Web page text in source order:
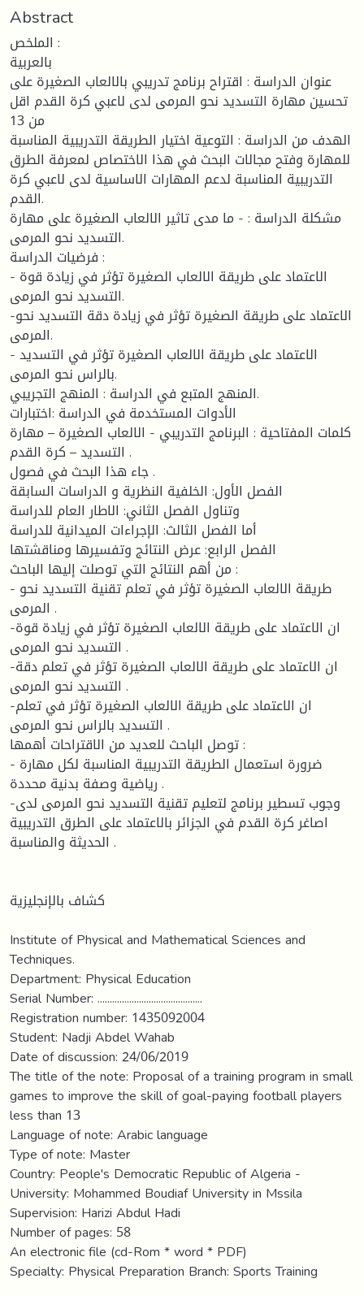
Abstract
الملخص :
بالعربية
عنوان الدراسة : اقتراح برنامج تدريبي بالالعاب الصغيرة على
تحسين مهارة التسديد نحو المرمى لدى لاعبي كرة القدم اقل
من 13
الهدف من الدراسة : التوعية اختيار الطريقة التدريبية المناسبة
للمهارة وفتح مجالات البحث في هذا الاختصاص لمعرفة الطرق
التدريبية المناسبة لدعم المهارات الاساسية لدى لاعبي كرة
القدم.
مشكلة الدراسة : - ما مدى تاثير الالعاب الصغيرة على مهارة
التسديد نحو المرمى.
فرضيات الدراسة :
- الاعتماد على طريقة الالعاب الصغيرة تؤثر في زيادة قوة
التسديد نحو المرمى.
-الاعتماد على طريقة الصغيرة تؤثر في زيادة دقة التسديد نحو
المرمى.
- الاعتماد على طريقة الالعاب الصغيرة تؤثر في التسديد
بالراس نحو المرمى.
المنهج المتبع في الدراسة : المنهج التجريبي.
الأدوات المستخدمة في الدراسة :اختبارات
كلمات المفتاحية : البرنامج التدريبي - الالعاب الصغيرة – مهارة
التسديد – كرة القدم .
جاء هذا البحث في فصول .
الفصل الأول: الخلفية النظرية و الدراسات السابقة
وتناول الفصل الثاني: الاطار العام للدراسة
أما الفصل الثالث: الإجراءات الميدانية للدراسة
الفصل الرابع: عرض النتائج وتفسيرها ومناقشتها
من أهم النتائج التي توصلت إليها الباحث :
- طريقة الالعاب الصغيرة تؤثر في تعلم تقنية التسديد نحو
المرمى .
-ان الاعتماد على طريقة الالعاب الصغيرة تؤثر في زيادة قوة
التسديد نحو المرمى .
-ان الاعتماد على طريقة الالعاب الصغيرة تؤثر في تعلم دقة
التسديد نحو المرمى .
-ان الاعتماد على طريقة الالعاب الصغيرة تؤثر في تعلم
التسديد بالراس نحو المرمى .
توصل الباحث للعديد من الاقتراحات أهمها :
- ضرورة استعمال الطريقة التدريبية المناسبة لكل مهارة
رياضية وصفة بدنية محددة .
-وجوب تسطير برنامج لتعليم تقنية التسديد نحو المرمى لدى
اصاغر كرة القدم في الجزائر بالاعتماد على الطرق التدريبية
الحديثة والمناسبة .
كشاف بالإنجليزية
Institute of Physical and Mathematical Sciences and
Techniques.
Department: Physical Education
Serial Number: ...........................................
Registration number: 1435092004
Student: Nadji Abdel Wahab
Date of discussion: 24/06/2019
The title of the note: Proposal of a training program in small
games to improve the skill of goal-paying football players
less than 13
Language of note: Arabic language
Type of note: Master
Country: People's Democratic Republic of Algeria -
University: Mohammed Boudiaf University in Mssila
Supervision: Harizi Abdul Hadi
Number of pages: 58
An electronic file (cd-Rom * word * PDF)
Specialty: Physical Preparation Branch: Sports Training